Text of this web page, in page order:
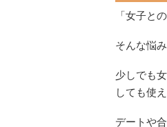
「女子と
そんな悩
少しでも
しても使
デートや